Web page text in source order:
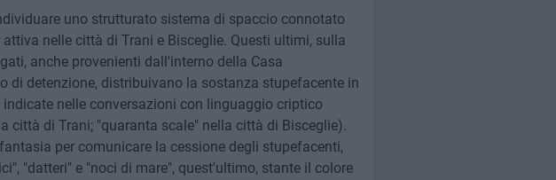
uno strutturato sistema di spaccio connotato
nelle città di Trani e Bisceglie. Questi ultimi, sulla
anche provenienti dall'interno della Casa
di detenzione, distribuivano la sostanza stupefacente in
nelle conversazioni con linguaggio criptico
città di Trani; "quaranta scale" nella città di Bisceglie).
per comunicare la cessione degli stupefacenti,
"datteri" e "noci di mare", quest'ultimo, stante il colore